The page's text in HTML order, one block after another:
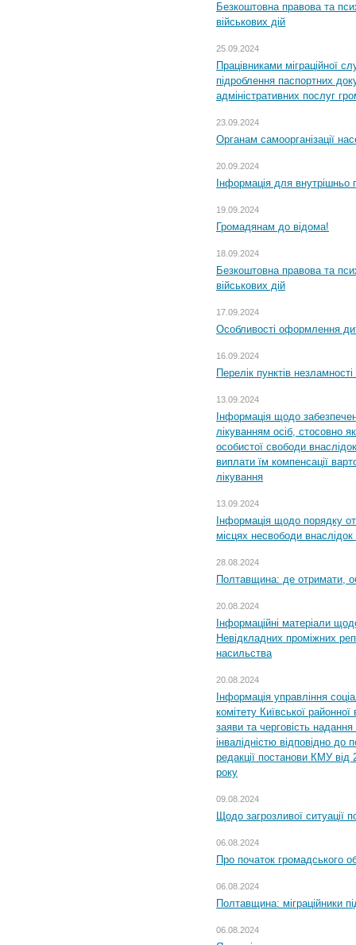
Безкоштовна правова та
військових дій
25.09.2024
Працівниками міграційної
підроблення паспортних
адміністративних послуг
23.09.2024
Органам самоорганізації
20.09.2024
Інформація для внутрішньо
19.09.2024
Громадянам до відома!
18.09.2024
Безкоштовна правова та
військових дій
17.09.2024
Особливості оформлення
16.09.2024
Перелік пунктів
13.09.2024
Інформація щодо
лікуванням осіб, стосовно
особистої свободи
виплати їм компенсації
лікування
13.09.2024
Інформація щодо порядку
місцях несвободи внаслідок
28.08.2024
Полтавщина: де отримати,
20.08.2024
Інформаційні матеріали
Невідкладних проміжних
насильства
20.08.2024
Інформація управління
комітету Київської
заяви та черговість надання
інвалідністю відповідно
редакції постанови КМУ
року
09.08.2024
Щодо загрозливої ситуації
06.08.2024
Про початок громадського
06.08.2024
Полтавщина: міграційники
06.08.2024